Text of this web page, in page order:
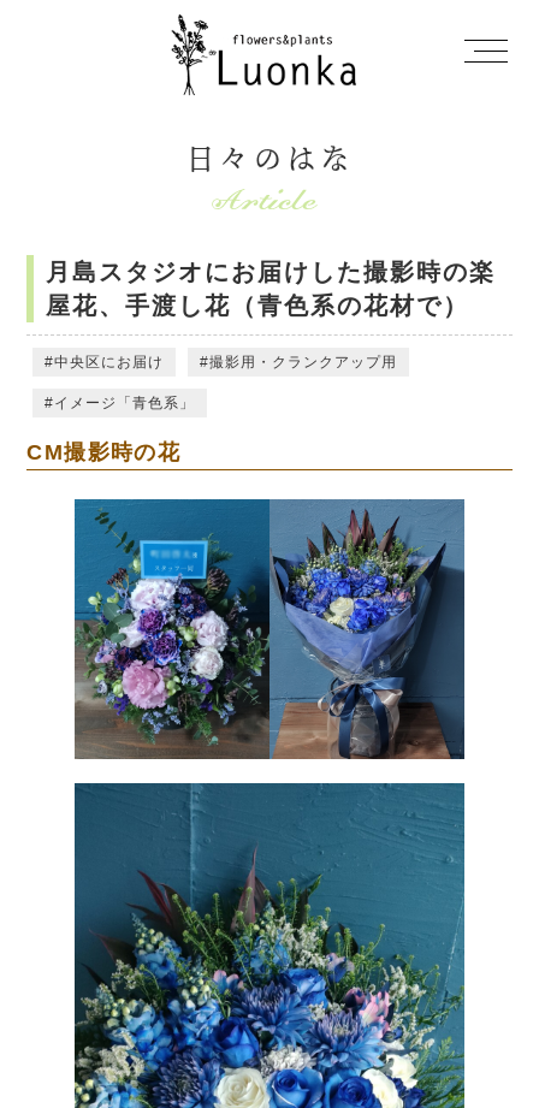
日々のはな
月島スタジオにお届けした撮影時の楽
屋花、手渡し花（青色系の花材で）
中央区にお届け 撮影用・クランクアップ用
イメージ「青色系」
CM撮影時の花